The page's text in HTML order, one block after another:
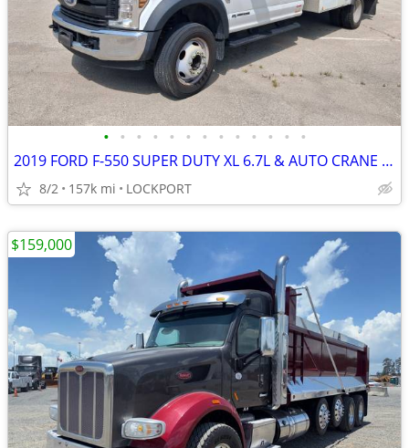
• • • • • • • • • • • • •
2019 FORD F-550 SUPER DUTY XL 6.7L & AUTO CRANE HC-6 SERVICE UTILITY
8/2 157k mi LOCKPORT
$159,000